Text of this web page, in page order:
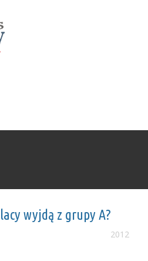
wyjdą z grupy A?
2012